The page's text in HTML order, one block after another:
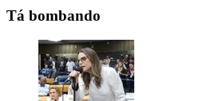
Tá bombando